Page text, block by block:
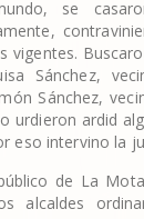
se
vigentes.
Sánchez,
Sánchez,
urdieron ardid
eso intervino la
de La
alcaldes